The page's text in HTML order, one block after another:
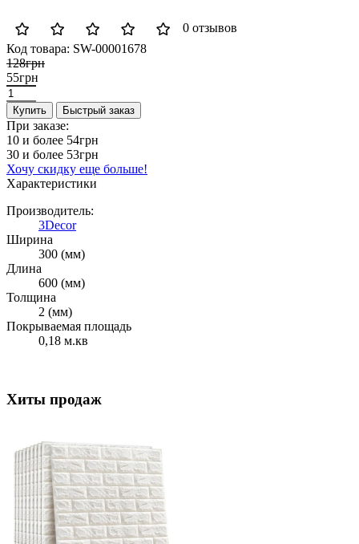
0 отзывов
Код товара: SW-00001678
128грн
55грн
Купить Быстрый заказ
При заказе:
10 и более 54грн
30 и более 53грн
Хочу скидку еще больше!
Характеристики
Производитель:
3Decor
Ширина
300 (мм)
Длина
600 (мм)
Толщина
2 (мм)
Покрываемая площадь
0,18 м.кв
Хиты продаж